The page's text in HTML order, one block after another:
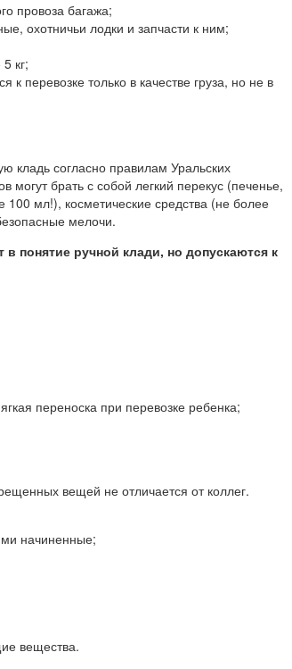
провоза багажа;
охотничьи лодки и запчасти к ним;
кг;
перевозке только в качестве груза, но не в
кладь согласно правилам Уральских
брать с собой легкий перекус (печенье,
мл!), косметические средства (не более
мелочи.
понятие ручной клади, но допускаются к
переноска при перевозке ребенка;
вещей не отличается от коллег.
начиненные;
вещества.